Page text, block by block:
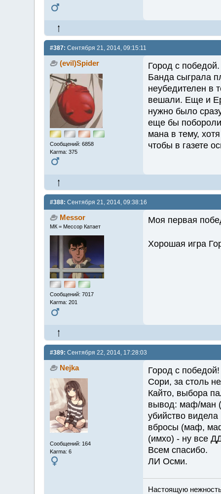
#387: Сентября 21, 2014, 09:15:11
(evil)Spider
Сообщений: 6858
Karma: 375
Город с
Банда сыграла
неубедителен в
вешали. Еще и
нужно было
еще бы
мана в тему,
чтобы в газете
#388: Сентября 21, 2014, 09:38:16
Messor
МК = Мессор Катает
Сообщений: 7017
Karma: 201
Моя первая
Хорошая игра
#389: Сентября 22, 2014, 17:28:03
Nejka
Сообщений: 164
Karma: 6
Город с победой!
Сори, за столь
Кайто, выбора
вывод: маф/ман
убийство
вбросы (маф,
(имхо) - ну все
Всем спасибо.
ЛИ Осми.
Настоящую